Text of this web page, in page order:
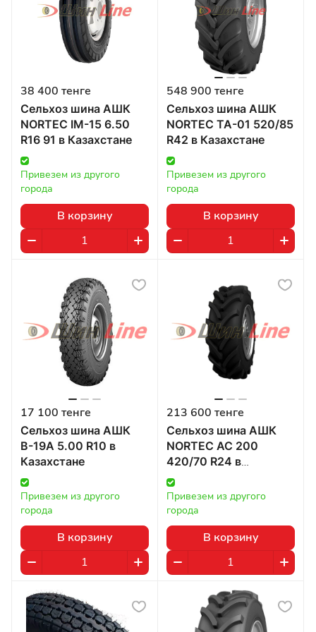
38 400 тенге
Сельхоз шина АШК
NORTEC IM-15 6.50
R16 91 в Казахстане
Привезем из другого
города
В корзину
548 900 тенге
Сельхоз шина АШК
NORTEC TA-01 520/85
R42 в Казахстане
Привезем из другого
города
В корзину
17 100 тенге
Сельхоз шина АШК
В-19А 5.00 R10 в
Казахстане
Привезем из другого
города
В корзину
213 600 тенге
Сельхоз шина АШК
NORTEC AC 200
420/70 R24 в
Казахстане
Привезем из другого
города
В корзину